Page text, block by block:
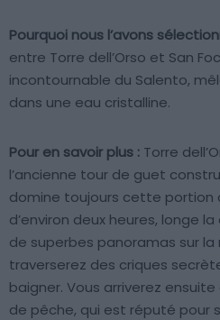
Pourquoi nous l’avons
entre Torre dell’Orso et San
incontournable du Salento,
dans une eau cristalline.
Pour en savoir plus : Torre
l’ancienne tour de guet
domine toujours cette portion
d’environ deux heures, longe
de superbes panoramas sur la
traverserez des criques
baigner. Vous arriverez
de pêche, qui est réputé pour